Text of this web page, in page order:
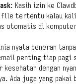
: Kasih izin ke
tertentu kalau
otomatis di
nyata beneran
penting tiap pagi
dengan
Ada juga yang